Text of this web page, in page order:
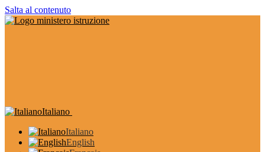
Salta al contenuto
Italiano
Italiano
English